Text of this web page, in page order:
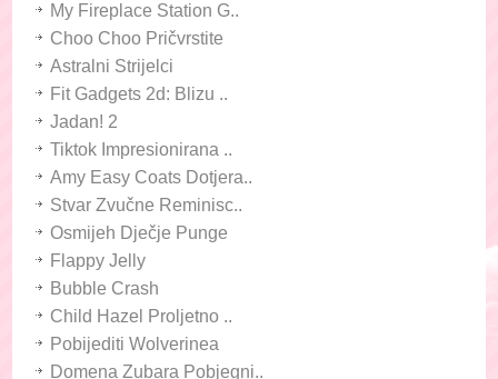
My Fireplace Station G..
Choo Choo Pričvrstite
Astralni Strijelci
Fit Gadgets 2d: Blizu ..
Jadan! 2
Tiktok Impresionirana ..
Amy Easy Coats Dotjera..
Stvar Zvučne Reminisc..
Osmijeh Dječje Punge
Flappy Jelly
Bubble Crash
Child Hazel Proljetno ..
Pobijediti Wolverinea
Domena Zubara Pobjegni..